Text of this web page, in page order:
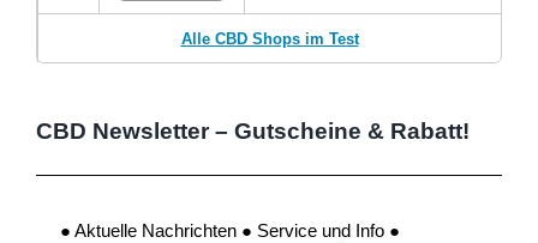
Alle CBD Shops im Test
CBD Newsletter – Gutscheine & Rabatt!
● Aktuelle Nachrichten ● Service und Info ●